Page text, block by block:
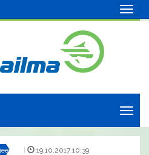
19.10.2017 10:39